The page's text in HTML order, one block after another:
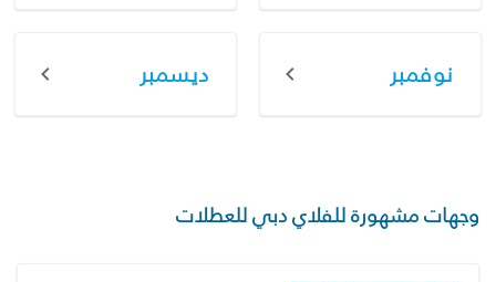
نوفمبر ديسمبر
وجهات مشهورة للفلاي دبي للعطلات